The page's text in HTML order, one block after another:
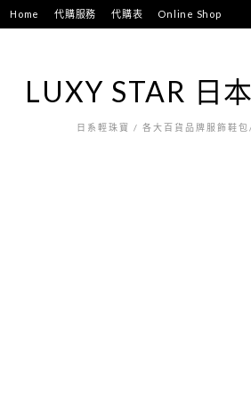
跳
至
Home 代購服務 代購表 Online Shop
LUXY STAR 日
日系輕珠寶 / 各大百貨品牌服飾鞋